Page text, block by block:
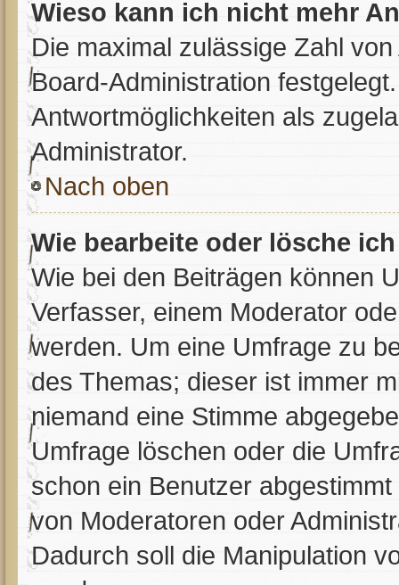
Wieso kann ich nicht mehr
Die maximal zulässige Zahl
Board-Administration
Antwortmöglichkeiten als
Administrator.
Nach oben
Wie bearbeite oder lösche
Wie bei den Beiträgen können
Verfasser, einem Moderator
werden. Um eine Umfrage zu
des Themas; dieser ist immer
niemand eine Stimme
Umfrage löschen oder die
schon ein Benutzer
von Moderatoren oder
Dadurch soll die Manipulation